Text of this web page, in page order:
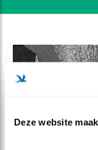
Deze website